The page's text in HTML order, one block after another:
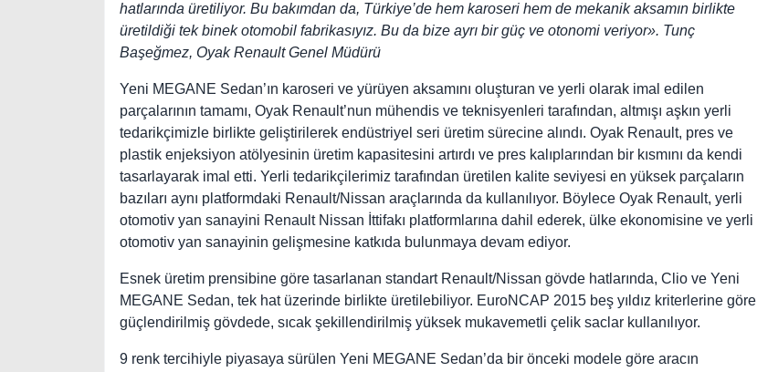
hatlarında üretiliyor. Bu bakımdan da, Türkiye’de hem karoseri hem de mekanik aksamın birlikte
üretildiği tek binek otomobil fabrikasıyız. Bu da bize ayrı bir güç ve otonomi veriyor». Tunç
Başeğmez, Oyak Renault Genel Müdürü
Yeni MEGANE Sedan’ın karoseri ve yürüyen aksamını oluşturan ve yerli olarak imal edilen
parçalarının tamamı, Oyak Renault’nun mühendis ve teknisyenleri tarafından, altmışı aşkın yerli
tedarikçimizle birlikte geliştirilerek endüstriyel seri üretim sürecine alındı. Oyak Renault, pres ve
plastik enjeksiyon atölyesinin üretim kapasitesini artırdı ve pres kalıplarından bir kısmını da kendi
tasarlayarak imal etti. Yerli tedarikçilerimiz tarafından üretilen kalite seviyesi en yüksek parçaların
bazıları aynı platformdaki Renault/Nissan araçlarında da kullanılıyor. Böylece Oyak Renault, yerli
otomotiv yan sanayini Renault Nissan İttifakı platformlarına dahil ederek, ülke ekonomisine ve yerli
otomotiv yan sanayinin gelişmesine katkıda bulunmaya devam ediyor.
Esnek üretim prensibine göre tasarlanan standart Renault/Nissan gövde hatlarında, Clio ve Yeni
MEGANE Sedan, tek hat üzerinde birlikte üretilebiliyor. EuroNCAP 2015 beş yıldız kriterlerine göre
güçlendirilmiş gövdede, sıcak şekillendirilmiş yüksek mukavemetli çelik saclar kullanılıyor.
9 renk tercihiyle piyasaya sürülen Yeni MEGANE Sedan’da bir önceki modele göre aracın